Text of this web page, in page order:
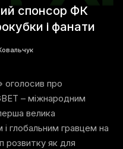
спонсор ФК
і фанати
оголосив про
– міжнародним
велика
глобальним гравцем на
розвитку як для